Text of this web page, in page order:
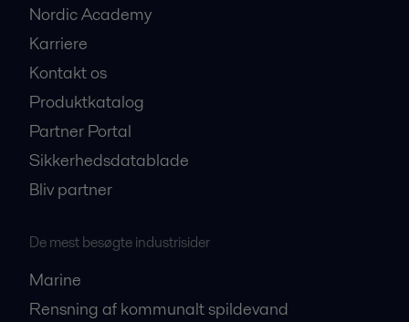
Nordic Academy
Karriere
Kontakt os
Produktkatalog
Partner Portal
Sikkerhedsdatablade
Bliv partner
De mest besøgte industrisider
Marine
Rensning af kommunalt spildevand